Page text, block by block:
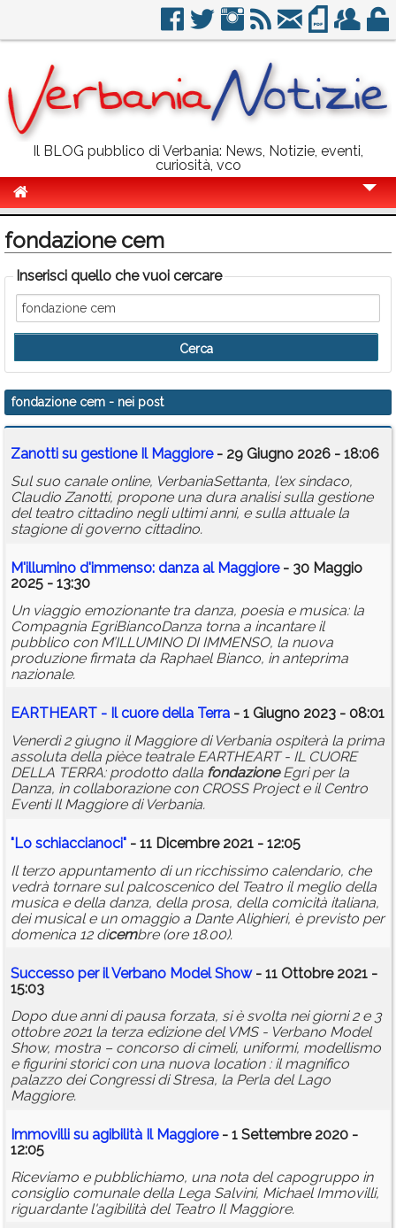
Il BLOG pubblico di Verbania: News, Notizie, eventi,
curiosità, vco
Politica
Sport
Eventi
Info Utili
Rubriche
Calendario
Annunci
fondazione cem
Inserisci quello che vuoi cercare
fondazione cem - nei post
Zanotti su gestione Il Maggiore- 29 Giugno 2026 - 18:06
Sul suo canale online, VerbaniaSettanta, l'ex sindaco,
Claudio Zanotti, propone una dura analisi sulla gestione
del teatro cittadino negli ultimi anni, e sulla attuale la
stagione di governo cittadino.
M'illumino d'immenso: danza al Maggiore- 30 Maggio
2025 - 13:30
Un viaggio emozionante tra danza, poesia e musica: la
Compagnia EgriBiancoDanza torna a incantare il
pubblico con M’ILLUMINO DI IMMENSO, la nuova
produzione firmata da Raphael Bianco, in anteprima
nazionale.
EARTHEART - Il cuore della Terra - 1 Giugno 2023 - 08:01
Venerdì 2 giugno il Maggiore di Verbania ospiterà la prima
assoluta della pièce teatrale EARTHEART - IL CUORE
DELLA TERRA: prodotto dalla fondazioneEgri per la
Danza, in collaborazione con CROSS Project e il Centro
Eventi Il Maggiore di Verbania.
"Lo schiaccianoci" - 11 Dicembre 2021 - 12:05
Il terzo appuntamento di un ricchissimo calendario, che
vedrà tornare sul palcoscenico del Teatro il meglio della
musica e della danza, della prosa, della comicità italiana,
dei musical e un omaggio a Dante Alighieri, è previsto per
domenica 12 dicembre (ore 18.00).
Successo per il Verbano Model Show- 11 Ottobre 2021 -
15:03
Dopo due anni di pausa forzata, si è svolta nei giorni 2 e 3
ottobre 2021 la terza edizione del VMS - Verbano Model
Show, mostra – concorso di cimeli, uniformi, modellismo
e figurini storici con una nuova location : il magnifico
palazzo dei Congressi di Stresa, la Perla del Lago
Maggiore.
Immovilli su agibilità Il Maggiore- 1 Settembre 2020 -
12:05
Riceviamo e pubblichiamo, una nota del capogruppo in
consiglio comunale della Lega Salvini, Michael Immovilli,
riguardante l'agibilità del Teatro Il Maggiore.